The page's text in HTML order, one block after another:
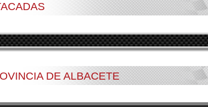
DE ALBACETE